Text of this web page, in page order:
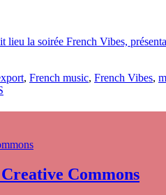
la soirée French Vibes,
, French music, French Vibes,
Commons